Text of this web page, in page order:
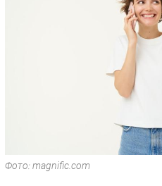
Регулирование
Фото: magnific.com